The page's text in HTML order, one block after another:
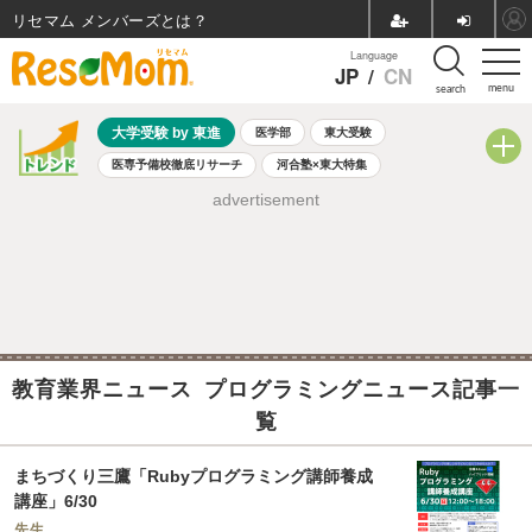
menu
Language
JP / CN search
大学受験 by 東進 医学部 東大受験
医専予備校徹底リサーチ 河合塾×東大特集
高校受験 中学受験
advertisement
教育業界ニュース プログラミングニュース記事一
覧
まちづくり三鷹「Rubyプログラミング講師養成
講座」6/30
リセマム メンバーズ